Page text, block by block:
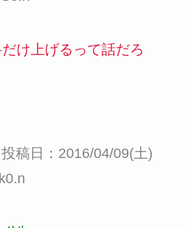
け上げるって話だろ
投稿日：2016/04/09(土)